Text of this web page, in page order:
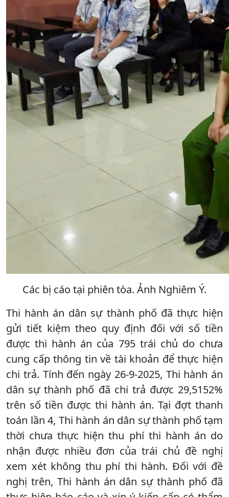
Các bị cáo tại phiên tòa. Ảnh Nghiêm Ý.
Thi hành án dân sự thành phố đã thực hiện
gửi tiết kiệm theo quy định đối với số tiền
được thi hành án của 795 trái chủ do chưa
cung cấp thông tin về tài khoản để thực hiện
chi trả. Tính đến ngày 26-9-2025, Thi hành án
dân sự thành phố đã chi trả được 29,5152%
trên số tiền được thi hành án. Tại đợt thanh
toán lần 4, Thi hành án dân sự thành phố tạm
thời chưa thực hiện thu phí thi hành án do
nhận được nhiều đơn của trái chủ đề nghị
xem xét không thu phí thi hành. Đối với đề
nghị trên, Thi hành án dân sự thành phố đã